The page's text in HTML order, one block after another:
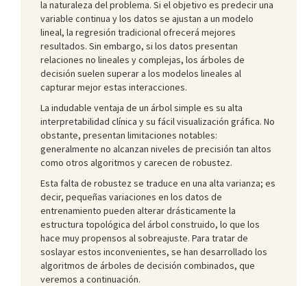
la naturaleza del problema. Si el objetivo es predecir una
variable continua y los datos se ajustan a un modelo
lineal, la regresión tradicional ofrecerá mejores
resultados. Sin embargo, si los datos presentan
relaciones no lineales y complejas, los árboles de
decisión suelen superar a los modelos lineales al
capturar mejor estas interacciones.
La indudable ventaja de un árbol simple es su alta
interpretabilidad clínica y su fácil visualización gráfica. No
obstante, presentan limitaciones notables:
generalmente no alcanzan niveles de precisión tan altos
como otros algoritmos y carecen de robustez.
Esta falta de robustez se traduce en una alta varianza; es
decir, pequeñas variaciones en los datos de
entrenamiento pueden alterar drásticamente la
estructura topológica del árbol construido, lo que los
hace muy propensos al sobreajuste. Para tratar de
soslayar estos inconvenientes, se han desarrollado los
algoritmos de árboles de decisión combinados, que
veremos a continuación.